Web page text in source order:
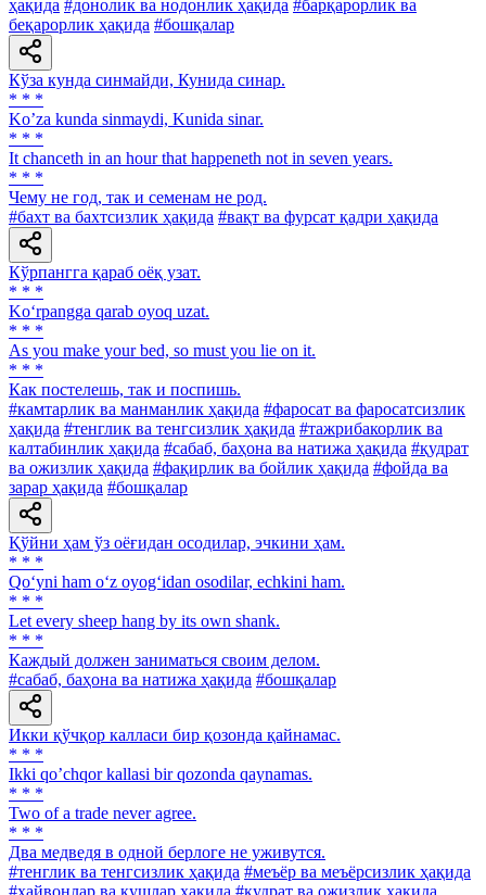
ҳақида #донолик ва нодонлик ҳақида #барқарорлик ва
беқарорлик ҳақида #бошқалар
Кўза кунда синмайди, Кунида синар.
* * *
Koʼza kunda sinmaydi, Kunida sinar.
* * *
It chanceth in an hour that happeneth not in seven years.
* * *
Чему не год, так и семенам не род.
#бахт ва бахтсизлик ҳақида #вақт ва фурсат қадри ҳақида
Кўрпангга қараб оёқ узат.
* * *
Ko‘rpangga qarab oyoq uzat.
* * *
As you make your bed, so must you lie on it.
* * *
Как постелешь, так и поспишь.
#камтарлик ва манманлик ҳақида #фаросат ва фаросатсизлик
ҳақида #тенглик ва тенгсизлик ҳақида #тажрибакорлик ва
калтабинлик ҳақида #сабаб, баҳона ва натижа ҳақида #қудрат
ва ожизлик ҳақида #фақирлик ва бойлик ҳақида #фойда ва
зарар ҳақида #бошқалар
Қўйни ҳам ўз оёғидан осодилар, эчкини ҳам.
* * *
Qo‘yni ham o‘z oyog‘idan osodilar, echkini ham.
* * *
Let every sheep hang by its own shank.
* * *
Каждый должен заниматься своим делом.
#сабаб, баҳона ва натижа ҳақида #бошқалар
Икки қўчқор калласи бир қозонда қайнамас.
* * *
Ikki qoʼchqor kallasi bir qozonda qaynamas.
* * *
Two of a trade never agree.
* * *
Два медведя в одной берлоге не уживутся.
#тенглик ва тенгсизлик ҳақида #меъёр ва меъёрсизлик ҳақида